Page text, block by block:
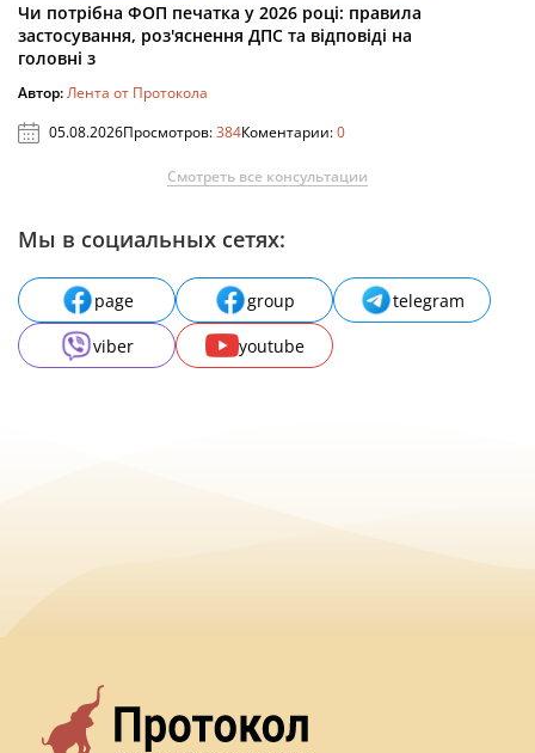
Чи потрібна ФОП печатка у 2026 році: правила
застосування, роз'яснення ДПС та відповіді на
головні з
Автор:Лента от Протокола
05.08.2026Просмотров:384Коментарии:0
Смотреть все консультации
Мы в социальных сетях:
page group
telegram
viber
youtube